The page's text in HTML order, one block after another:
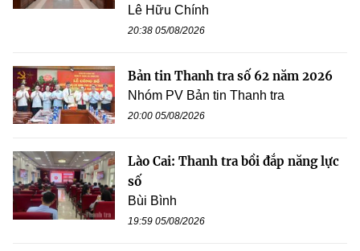
Lê Hữu Chính
20:38 05/08/2026
Bản tin Thanh tra số 62 năm 2026
Nhóm PV Bản tin Thanh tra
20:00 05/08/2026
Lào Cai: Thanh tra bồi đắp năng lực
số
Bùi Bình
19:59 05/08/2026